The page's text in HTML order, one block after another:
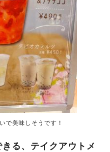
で美味しそうです！
る、テイクアウトメ